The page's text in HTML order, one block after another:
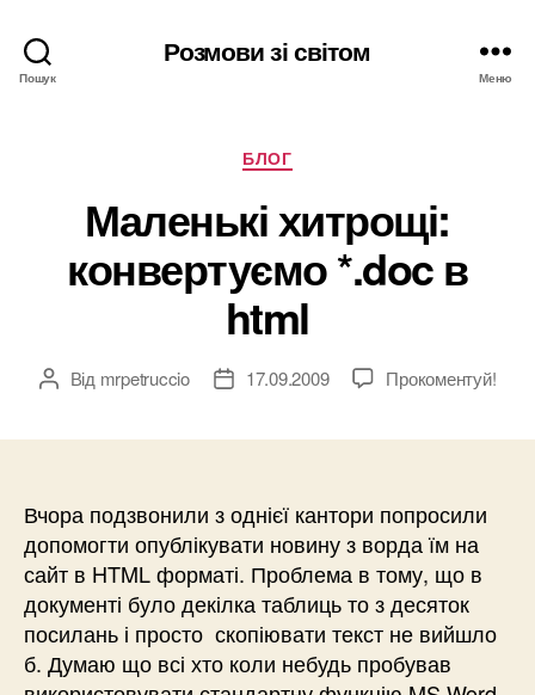
Пошук
Розмови зі світом
Меню
Категорії
БЛОГ
Маленькі хитрощі:
конвертуємо *.doc в
html
Автор
Від mrpetruccio
Дата17.09.2009 Прокоментуй!
Вчора подзвонили з однієї кантори попросили
допомогти опублікувати новину з ворда їм на
сайт в HTML форматі. Проблема в тому, що в
документі було декілка таблиць то з десяток
посилань і просто скопіювати текст не вийшло
б. Думаю що всі хто коли небудь пробував